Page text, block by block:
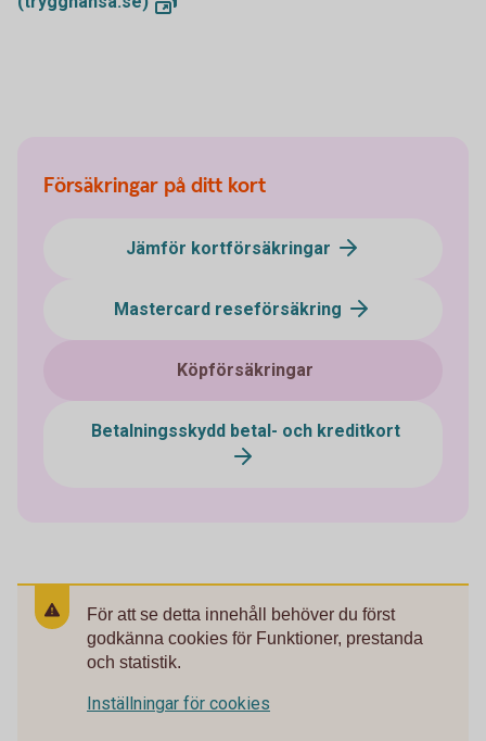
Försäkringar på ditt kort
Jämför kortförsäkringar
Mastercard reseförsäkring
Köpförsäkringar
Betalningsskydd betal- och kreditkort
För att se detta innehåll behöver du först
godkänna cookies för Funktioner, prestanda
och statistik.
Inställningar för cookies